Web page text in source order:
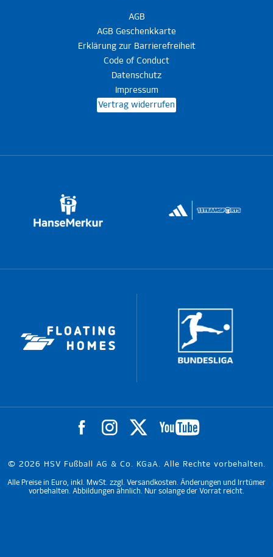
AGB
AGB Geschenkkarte
Erklärung zur Barrierefreiheit
Code of Conduct
Datenschutz
Impressum
Vertrag widerrufen
© 2026 HSV Fußball AG & Co. KGaA. Alle Rechte vorbehalten.
Alle Preise in Euro, inkl. MwSt. zzgl. Versandkosten. Änderungen und Irrtümer
vorbehalten. Abbildungen ähnlich. Nur solange der Vorrat reicht.